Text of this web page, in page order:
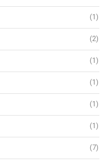
(1)
(2)
(1)
(1)
(1)
(1)
(7)